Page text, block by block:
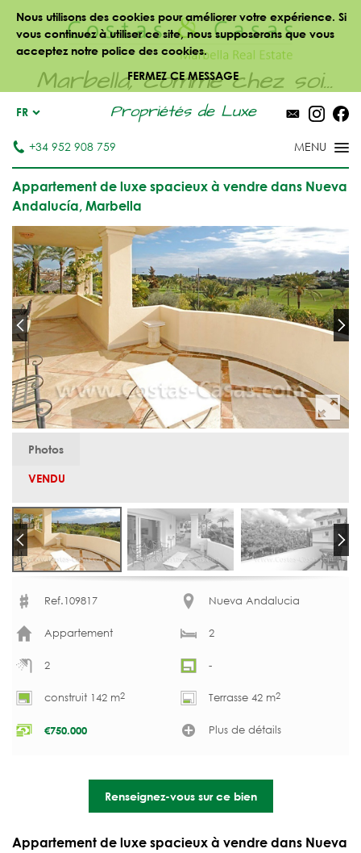
Nous utilisons des cookies pour améliorer votre expérience. Si
vous continuez à utiliser ce site, nous supposerons que vous
acceptez notre police des cookies.
FERMEZ CE MESSAGE
Marbella, comme chez soi...
Propriétés de Luxe
FR
+34 952 908 759
Appartement de luxe spacieux à vendre dans Nueva
Andalucía, Marbella
Photos
VENDU
Ref.109817 Nueva Andalucia
Appartement 2
2 -
construit 142 m2 Terrasse 42 m2
€750.000 Plus de détails
Renseignez-vous sur ce bien
Appartement de luxe spacieux à vendre dans Nueva